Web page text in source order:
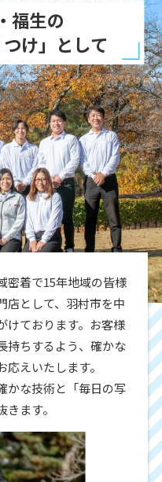
福生の
つけ」として
密着で15年地域の皆様
店として、羽村市を中
けております。お客様
持ちするよう、確かな
えいたします。
かな技術と「毎日の写
ます。